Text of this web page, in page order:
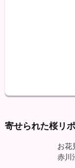
寄せられた桜リ
お花
赤川